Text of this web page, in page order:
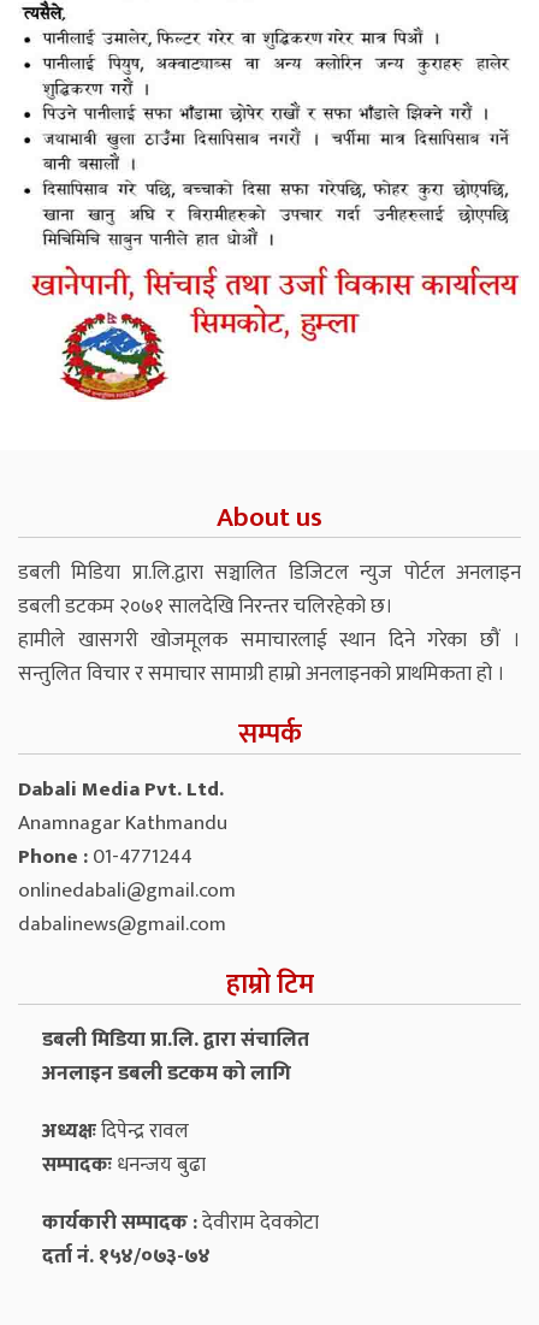
About us
डबली मिडिया प्रा.लि.द्वारा सञ्चालित डिजिटल न्युज पोर्टल अनलाइन
डबली डटकम २०७१ सालदेखि निरन्तर चलिरहेको छ।
हामीले खासगरी खोजमूलक समाचारलाई स्थान दिने गरेका छौं ।
सन्तुलित विचार र समाचार सामाग्री हाम्रो अनलाइनको प्राथमिकता हो ।
सम्पर्क
Dabali Media Pvt. Ltd.
Anamnagar Kathmandu
Phone :01-4771244
onlinedabali@gmail.com
dabalinews@gmail.com
हाम्रो टिम
डबली मिडिया प्रा.लि. द्वारा संचालित
अनलाइन डबली डटकम को लागि
अध्यक्षःदिपेन्द्र रावल
सम्पादकःधनन्‍जय बुढा
कार्यकारी सम्पादक :देवीराम देवकोटा
दर्ता नं. १५४/०७३-७४